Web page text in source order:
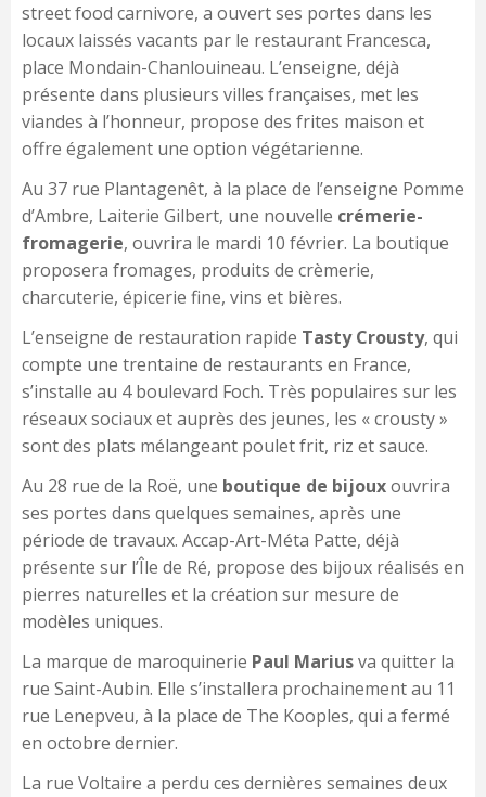
street food carnivore, a ouvert ses portes dans les
locaux laissés vacants par le restaurant Francesca,
place Mondain-Chanlouineau. L’enseigne, déjà
présente dans plusieurs villes françaises, met les
viandes à l’honneur, propose des frites maison et
offre également une option végétarienne.
Au 37 rue Plantagenêt, à la place de l’enseigne Pomme
d’Ambre, Laiterie Gilbert, une nouvelle crémerie-
fromagerie, ouvrira le mardi 10 février. La boutique
proposera fromages, produits de crèmerie,
charcuterie, épicerie fine, vins et bières.
L’enseigne de restauration rapide Tasty Crousty, qui
compte une trentaine de restaurants en France,
s’installe au 4 boulevard Foch. Très populaires sur les
réseaux sociaux et auprès des jeunes, les « crousty »
sont des plats mélangeant poulet frit, riz et sauce.
Au 28 rue de la Roë, une boutique de bijouxouvrira
ses portes dans quelques semaines, après une
période de travaux. Accap-Art-Méta Patte, déjà
présente sur l’Île de Ré, propose des bijoux réalisés en
pierres naturelles et la création sur mesure de
modèles uniques.
La marque de maroquinerie Paul Mariusva quitter la
rue Saint-Aubin. Elle s’installera prochainement au 11
rue Lenepveu, à la place de The Kooples, qui a fermé
en octobre dernier.
La rue Voltaire a perdu ces dernières semaines deux